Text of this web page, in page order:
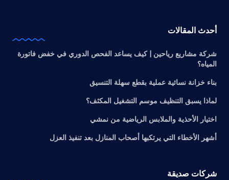
أحدث المقالات
شركة مشاريع رياحين | كيف يساعد الفحص الدوري في خفض فاتورة
المياه؟
بناء خزانة نسائية عملية بقطع سهلة التنسيق
لماذا يسبق التنظيف موسم التشغيل المكثف؟
اختيار الأحذية والملابس الرياضية من نمشي
أشهر الأخطاء التي يرتكبها أصحاب المنازل بعد تنفيذ العزل
شركات صديقة